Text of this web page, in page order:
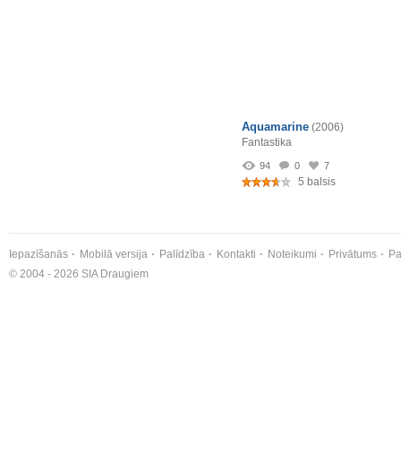
Aquamarine (2006)
Fantastika
94 0 7
5 balsis
Iepazīšanās Mobilā versija Palīdzība Kontakti Noteikumi Privātums
© 2004 - 2026 SIA Draugiem